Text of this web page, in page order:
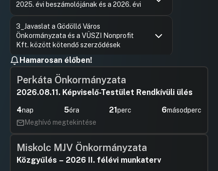
2025. évi beszámolójának és a 2026. évi
3_Javaslat a Gödöllő Város
Önkormányzata és a VÜSZI Nonprofit
Kft. között kötendő szerződések
HozzászólásokUgrás a napirendi pontra
4_Javaslat Gödöllő Város
Önkormányzata és a Művészetek Háza
Gödöllő Nonprofit Közhasznú Kft.
5_Javaslat a nem közművel
begyűjtésére és elszállítására
Hozzászólások Ugrás a napirendi pontra
6_Javaslat a szociális rászorultságtól
függő, valamint a személyes
gondoskodást nyújtó
Hamarosan élőben!
Perkáta Önkormányzata
2026.08.11. Képviselő-Testület Rendkívüli ülés
4nap 5óra 21perc 6másodperc
Meghívó megtekintése
Miskolc MJV Önkormányzata
Közgyűlés – 2026 II. félévi munkaterv